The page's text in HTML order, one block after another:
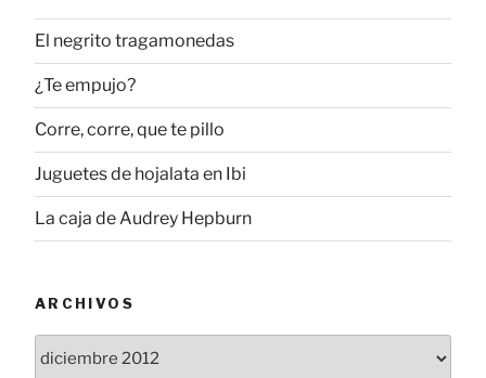
El negrito tragamonedas
¿Te empujo?
Corre, corre, que te pillo
Juguetes de hojalata en Ibi
La caja de Audrey Hepburn
ARCHIVOS